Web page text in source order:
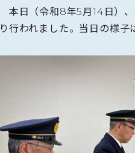
本日（令和8年5月14日）、
り行われました。当日の様子